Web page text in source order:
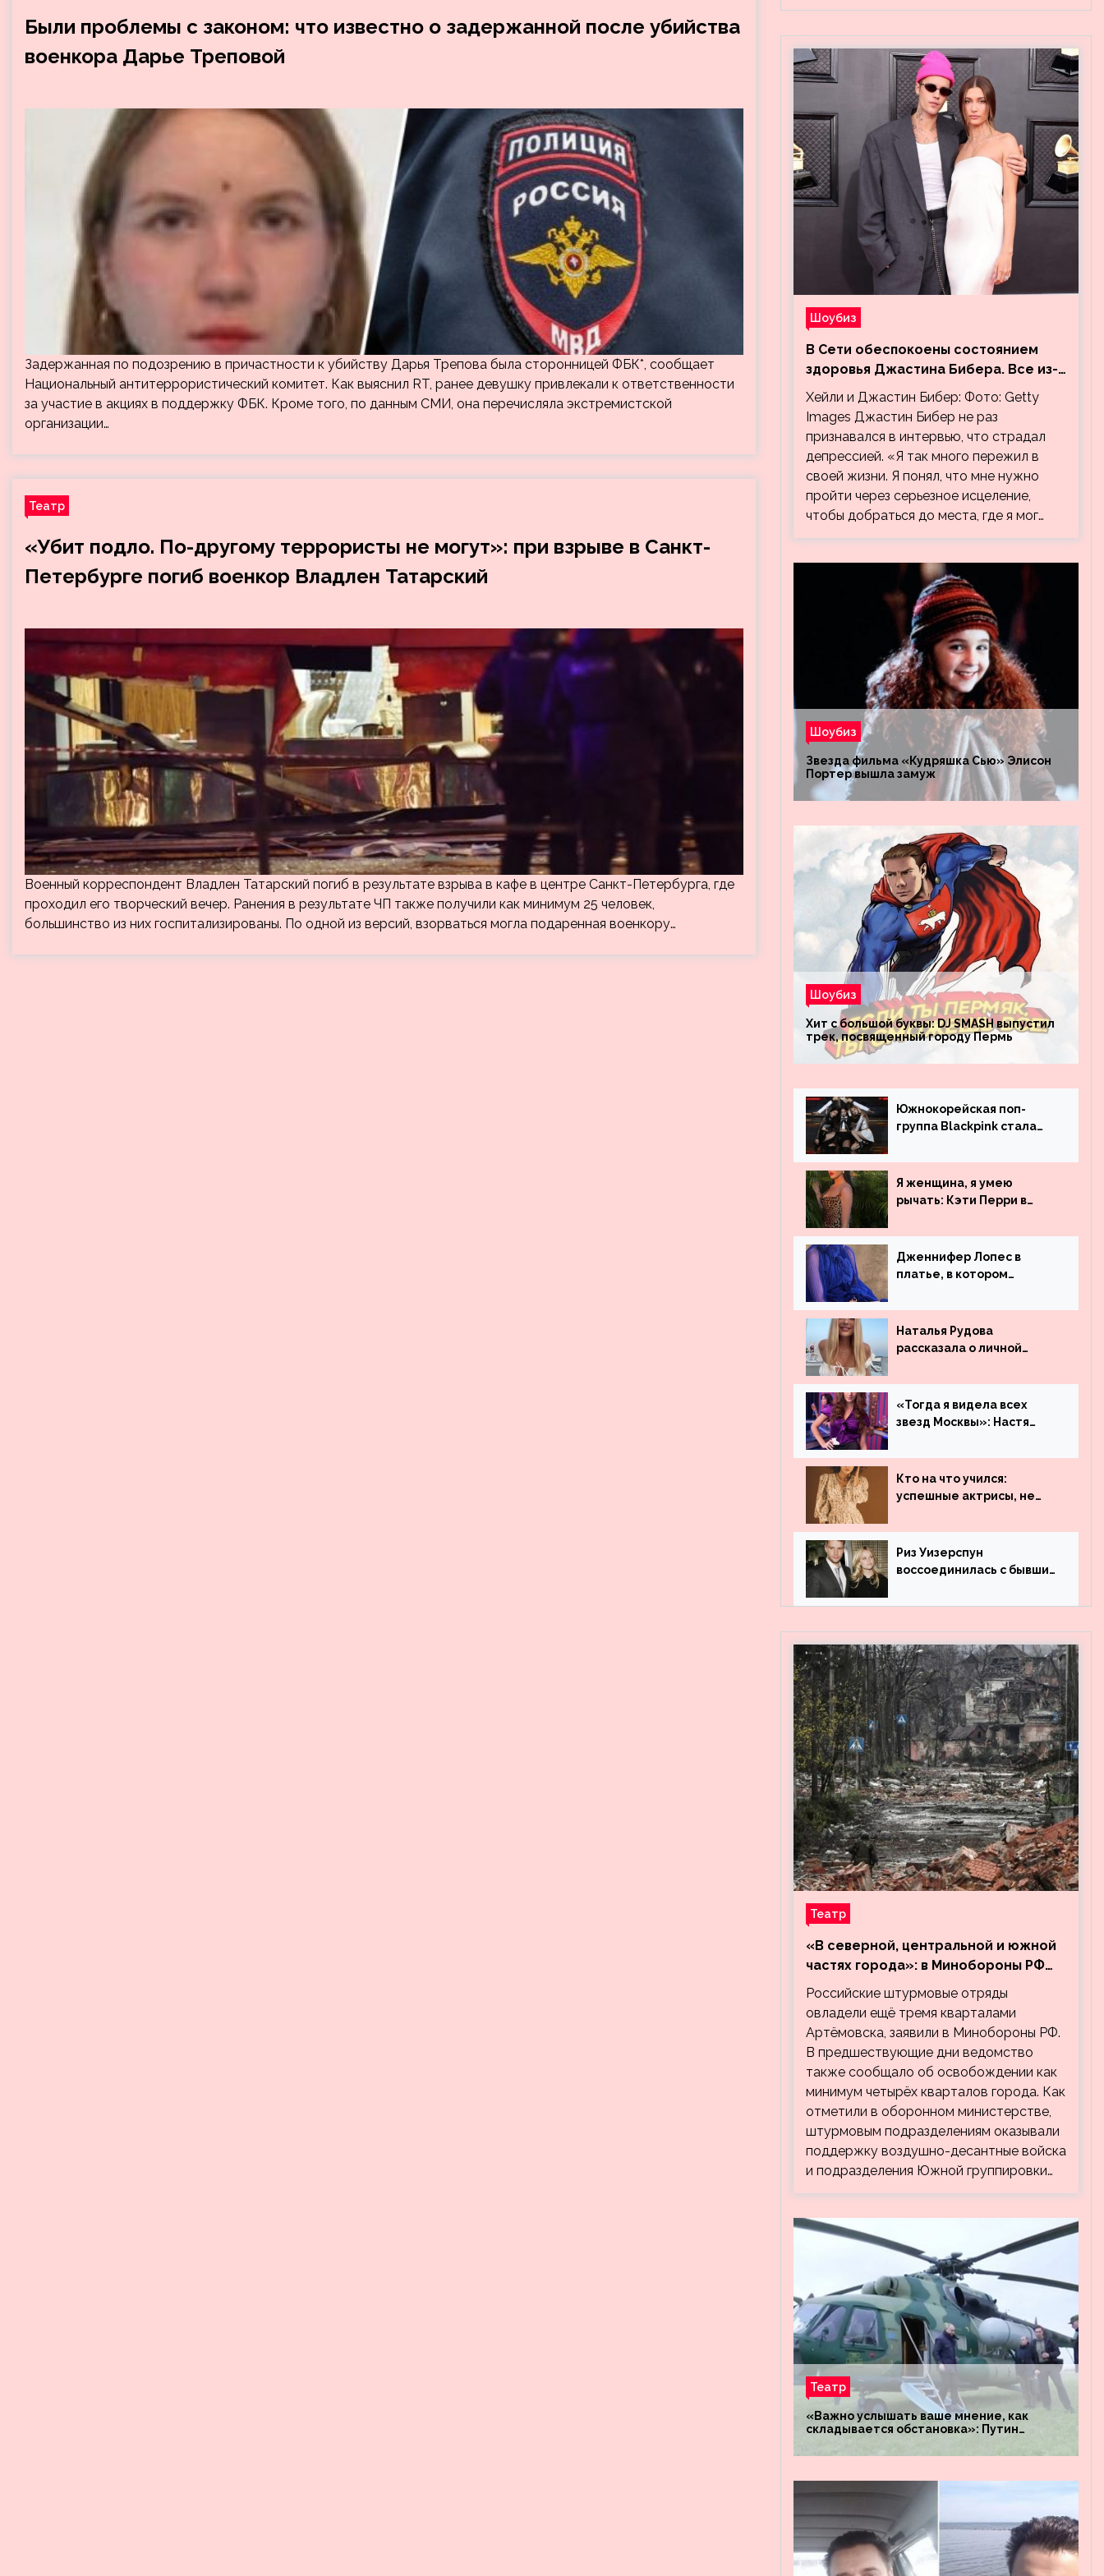
Были проблемы с законом: что известно о задержанной после убийства
военкора Дарье Треповой
Задержанная по подозрению в причастности к убийству Дарья Трепова была сторонницей ФБК*, сообщает
Национальный антитеррористический комитет. Как выяснил RT, ранее девушку привлекали к ответственности
за участие в акциях в поддержку ФБК. Кроме того, по данным СМИ, она перечисляла экстремистской
организации…
Театр
«Убит подло. По-другому террористы не могут»: при взрыве в Санкт-
Петербурге погиб военкор Владлен Татарский
Военный корреспондент Владлен Татарский погиб в результате взрыва в кафе в центре Санкт-Петербурга, где
проходил его творческий вечер. Ранения в результате ЧП также получили как минимум 25 человек,
большинство из них госпитализированы. По одной из версий, взорваться могла подаренная военкору…
Шоубиз
В Сети обеспокоены состоянием
здоровья Джастина Бибера. Все из-
за видео, на котором его
успокаивает Хейли
Хейли и Джастин Бибер: Фото: Getty
Images Джастин Бибер не раз
признавался в интервью, что страдал
депрессией. «Я так много пережил в
своей жизни. Я понял, что мне нужно
пройти через серьезное исцеление,
чтобы добраться до места, где я мог…
Шоубиз
Звезда фильма «Кудряшка Сью» Элисон
Портер вышла замуж
Шоубиз
Хит с большой буквы: DJ SMASH выпустил
трек, посвященный городу Пермь
Южнокорейская поп-
группа Blackpink стала
просмотрам на YouTube.
Они обогнали даже
Джастина Бибера
Я женщина, я умею
рычать: Кэти Перри в
Дженнифер Лопес в
платье, в котором
незамеченной
Наталья Рудова
рассказала о личной
«Тогда я видела всех
звезд Москвы»: Настя
работала до
популярности и выложила
архивные фото
Кто на что учился:
успешные актрисы, не
образования
Риз Уизерспун
воссоединилась с бывшим
Театр
«В северной, центральной и южной
частях города»: в Минобороны РФ
заявили об освобождении ещё трёх
кварталов Артёмовска
Российские штурмовые отряды
овладели ещё тремя кварталами
Артёмовска, заявили в Минобороны РФ.
В предшествующие дни ведомство
также сообщало об освобождении как
минимум четырёх кварталов города. Как
отметили в оборонном министерстве,
штурмовым подразделениям оказывали
поддержку воздушно-десантные войска
и подразделения Южной группировки…
Театр
«Важно услышать ваше мнение, как
складывается обстановка»: Путин
«Днепр» и «Восток»